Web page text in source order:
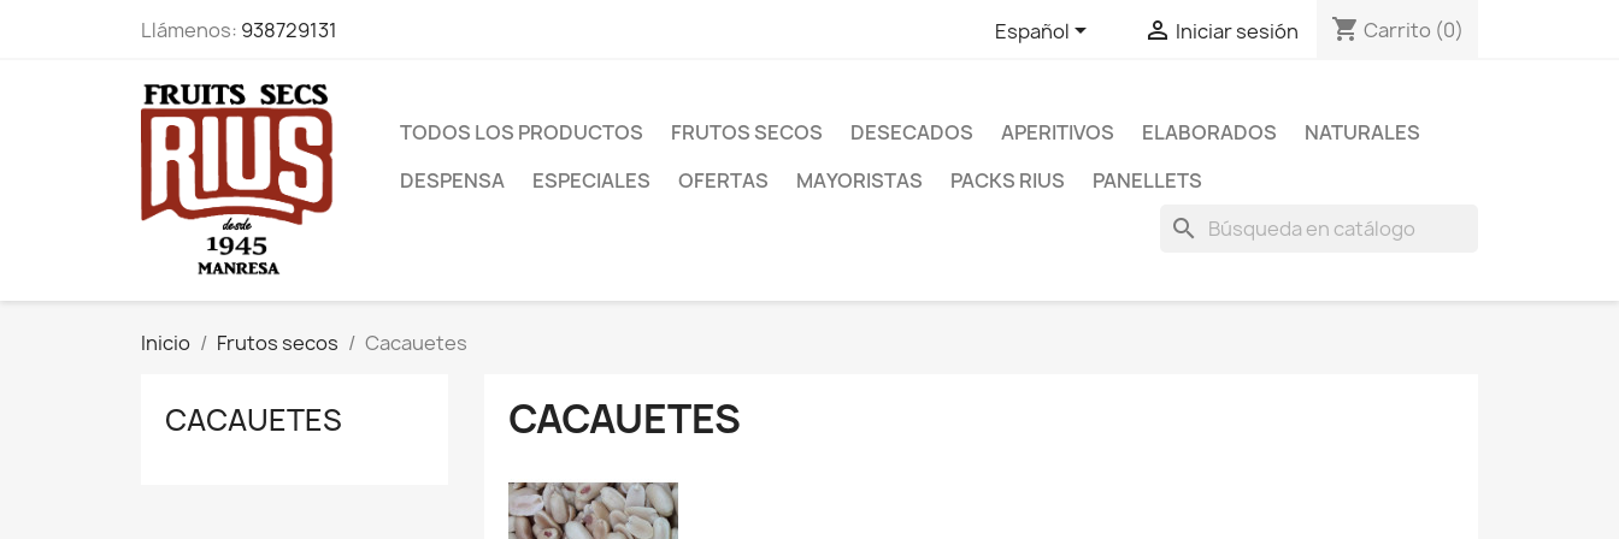
Llámenos: 938729131 Español  Iniciar sesión shopping_cart Carrito (0)
TODOS LOS PRODUCTOS FRUTOS SECOS DESECADOS APERITIVOS ELABORADOS
NATURALES
DESPENSA
ESPECIALES OFERTAS MAYORISTAS PACKS RIUS PANELLETS
search
Inicio Frutos secos Cacauetes
CACAUETES CACAUETES